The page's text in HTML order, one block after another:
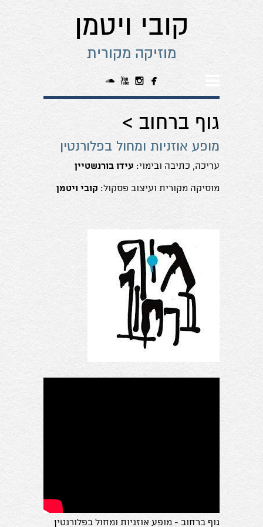
קובי ויטמן
מוזיקה מקורית




גוף ברחוב >
מופע אוזניות ומחול בפלורנטין
עריכה, כתיבה ובימוי: עידו בורנשטיין
מוסיקה מקורית ועיצוב פסקול: קובי ויטמן
גוף ברחוב - מופע אוזניות ומחול בפלורנטין